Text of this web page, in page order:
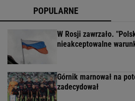
POPULARNE
W Rosji zawrzało.
nieakceptowalne
Górnik marnował na
zadecydował